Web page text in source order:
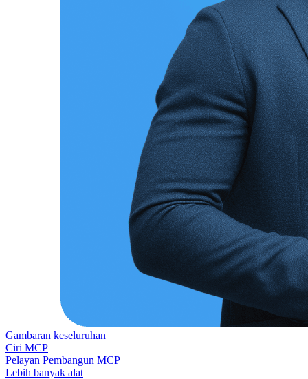
Gambaran keseluruhan
Ciri MCP
Pelayan Pembangun MCP
Lebih banyak alat